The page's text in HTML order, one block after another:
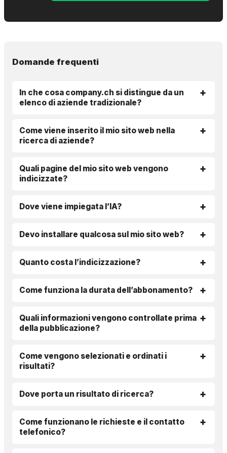
Domande frequenti
In che cosa company.ch si distingue da un
elenco di aziende tradizionale?
Come viene inserito il mio sito web nella
ricerca di aziende?
Quali pagine del mio sito web vengono
indicizzate?
Dove viene impiegata l’IA?
Devo installare qualcosa sul mio sito web?
Quanto costa l’indicizzazione?
Come funziona la durata dell’abbonamento?
Quali informazioni vengono controllate prima
della pubblicazione?
Come vengono selezionati e ordinati i
risultati?
Dove porta un risultato di ricerca?
Come funzionano le richieste e il contatto
telefonico?